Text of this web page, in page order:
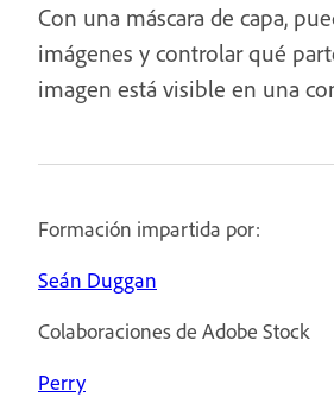
Con una máscara de capa,
imágenes y controlar qué
imagen está visible en una
Formación impartida por:
Seán Duggan
Colaboraciones de Adobe Stock
Perry